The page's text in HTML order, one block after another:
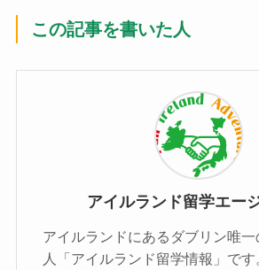
この記事を書いた人
アイルランド留学エー
アイルランドにあるダブリン唯
人「アイルランド留学情報」で